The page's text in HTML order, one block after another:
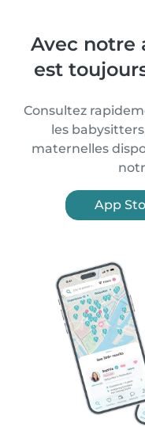
Avec notre
est
Consultez
les
maternelles
App